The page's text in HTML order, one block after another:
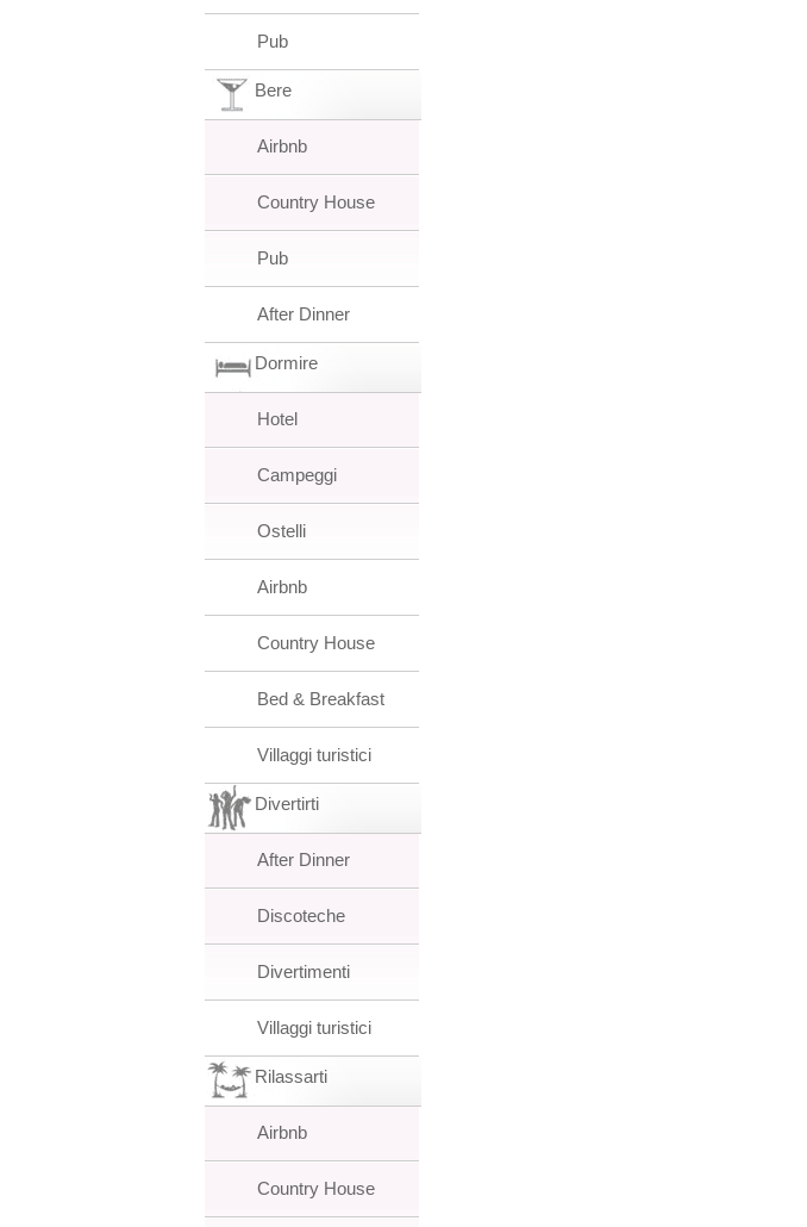
Pub
Bere
Airbnb
Country House
Pub
After Dinner
Dormire
Hotel
Campeggi
Ostelli
Airbnb
Country House
Bed & Breakfast
Villaggi turistici
Divertirti
After Dinner
Discoteche
Divertimenti
Villaggi turistici
Rilassarti
Airbnb
Country House